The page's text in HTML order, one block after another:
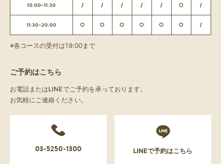
10:00~11:30 / / / / / ○ /
11:30~20:00 ○ ○ ○ ○ ○ ○ /
※各コースの受付は19:00まで
ご予約はこちら
お電話またはLINEでご予約を承っております。
お気軽にご連絡ください。
03-5250-1300 LINEで予約はこちら